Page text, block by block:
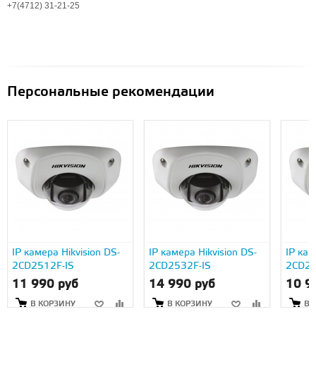
+7(4712) 31-21-25
Персональные рекомендации
IP камера Hikvision DS-
2CD2512F-IS
11 990 руб
В КОРЗИНУ
IP камера Hikvision DS-
2CD2532F-IS
14 990 руб
В КОРЗИНУ
IP
10
В